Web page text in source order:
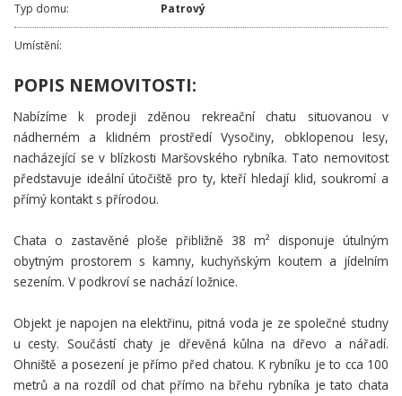
Typ domu: Patrový
Umístění:
POPIS NEMOVITOSTI:
Nabízíme k prodeji zděnou rekreační chatu situovanou v
nádherném a klidném prostředí Vysočiny, obklopenou lesy,
nacházející se v blízkosti Maršovského rybníka. Tato nemovitost
představuje ideální útočiště pro ty, kteří hledají klid, soukromí a
přímý kontakt s přírodou.
Chata o zastavěné ploše přibližně 38 m² disponuje útulným
obytným prostorem s kamny, kuchyňským koutem a jídelním
sezením. V podkroví se nachází ložnice.
Objekt je napojen na elektřinu, pitná voda je ze společné studny
u cesty. Součástí chaty je dřevěná kůlna na dřevo a nářadí.
Ohniště a posezení je přímo před chatou. K rybníku je to cca 100
metrů a na rozdíl od chat přímo na břehu rybníka je tato chata